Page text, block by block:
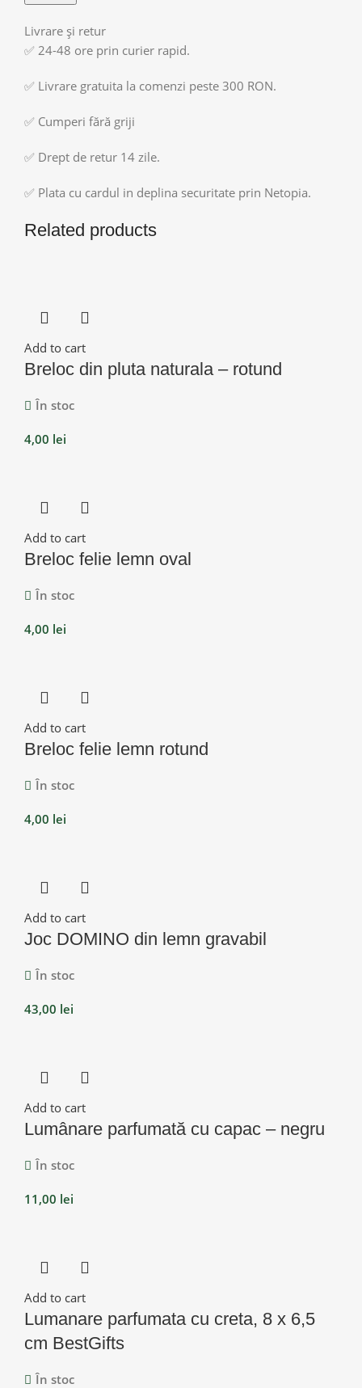
Livrare și retur
✅ 24-48 ore prin curier rapid.
✅ Livrare gratuita la comenzi peste 300 RON.
✅ Cumperi fără griji
✅ Drept de retur 14 zile.
✅ Plata cu cardul in deplina securitate prin Netopia.
Related products
Add to cart
Breloc din pluta naturala – rotund
În stoc
4,00 lei
Add to cart
Breloc felie lemn oval
În stoc
4,00 lei
Add to cart
Breloc felie lemn rotund
În stoc
4,00 lei
Add to cart
Joc DOMINO din lemn gravabil
În stoc
43,00 lei
Add to cart
Lumânare parfumată cu capac – negru
În stoc
11,00 lei
Add to cart
Lumanare parfumata cu creta, 8 x 6,5
cm BestGifts
În stoc